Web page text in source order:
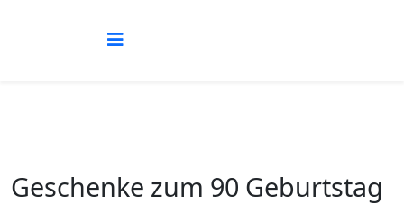
Geschenke zum 90 Geburtstag